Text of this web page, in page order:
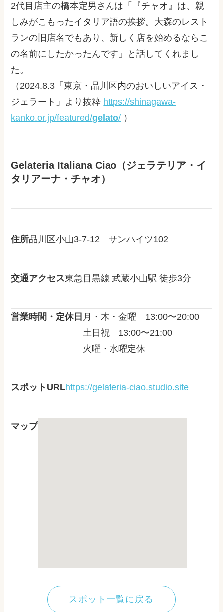
2代目店主の橋本定男さんは「『チャオ』は、親
しみがこもったイタリア語の挨拶。大森のレスト
ランの旧店名でもあり、新しく店を始めるならこ
の名前にしたかったんです」と話してくれまし
た。
（ 2024.8.3 「東京・品川区内のおいしいアイス・
ジェラート」より抜粋 https://shinagawa-
kanko.or.jp/featured/gelato/ ‎）
Gelateria Italiana Ciao（ジェラテリア・イ
タリアーナ・チャオ）
住所品川区小山3-7-12 サンハイツ102
交通アクセス東急目黒線 武蔵小山駅 徒歩3分
営業時間・定休日 月・木・金曜 13:00〜20:00
土日祝 13:00〜21:00
火曜・水曜定休
スポットURLhttps://gelateria-ciao.studio.site
マップ
スポット一覧に戻る